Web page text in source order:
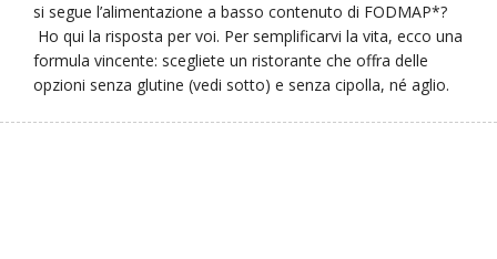
si segue l’alimentazione a basso contenuto di FODMAP*?
Ho qui la risposta per voi. Per semplificarvi la vita, ecco una
formula vincente: scegliete un ristorante che offra delle
opzioni senza glutine (vedi sotto) e senza cipolla, né aglio.